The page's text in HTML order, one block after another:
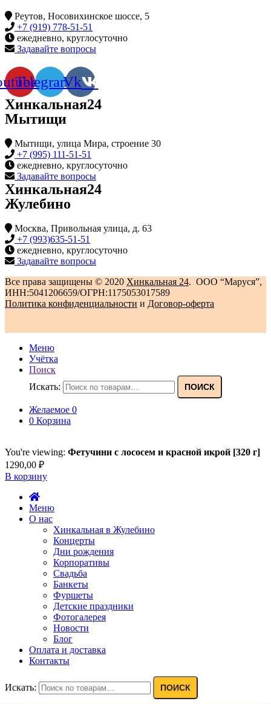
Реутов, Носовихинское шоссе, 5
+7 (919) 778-51-51
ежедневно, круглосуточно
Задавайте вопросы
TelegramVk
Хинкальная24
Мытищи
Мытищи, улица Мира, строение 30
+7 (995) 111-51-51
ежедневно, круглосуточно
Задавайте вопросы
Хинкальная24
Жулебино
Москва, Привольная улица, д. 63
+7 (993)635-51-51
ежедневно, круглосуточно
Задавайте вопросы
Все права защищены © 2020 Хинкальная 24. ООО “Маруся”,
ИНН:5041206659/ОГРН:1175053017589
Политика конфиденциальности‍ и Договор-оферта
Меню
Учётка
Поиск
Искать:
ПОИСК
Желаемое 0
0 Корзина
You're viewing: Фетучини с лососем и красной икрой [320 г]
1290,00 ₽
В корзину
Меню
О нас
Хинкальная в Жулебино
Концерты
Дни рождения
Корпоративы
Свадьба
Банкеты
Фуршеты
Детские праздники
Фотогалерея
Новости
Блог
Оплата и доставка
Контакты
Искать: ПОИСК